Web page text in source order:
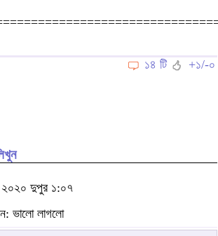
১৪ টি +১/-০
২০২০ দুপুর ১:০৭
ভালো লাগলো